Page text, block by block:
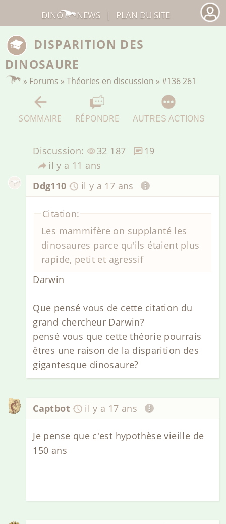
DISPARITION DES
DINOSAURE
» Forums »Théories en discussion »#136 261
SOMMAIRE RÉPONDRE AUTRES ACTIONS
Discussion: 32 187
19
il y a 11 ans
Ddg110
il y a 17 ans
Citation:
Les mammifère on supplanté les
dinosaures parce qu'ils étaient plus
rapide, petit et agressif
Darwin
Que pensé vous de cette citation du
grand chercheur Darwin?
pensé vous que cette théorie pourrais
êtres une raison de la disparition des
gigantesque dinosaure?
Captbot il y a 17 ans
Je pense que c'est hypothèse vieille de
150 ans
DINO NEWS | PLAN DU SITE